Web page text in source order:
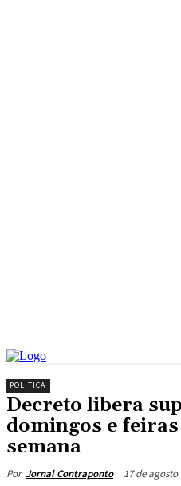
POLÍTICA
Decreto libera
domingos e
semana
Por Jornal Contraponto 17 de agosto